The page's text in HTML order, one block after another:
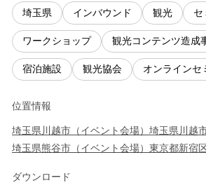
埼玉県 インバウンド 観光 セ
ワークショップ 観光コンテンツ造成
宿泊施設 観光協会 オンラインセ
位置情報
埼玉県 川越市 （ イベント会場） 埼玉県 川越
埼玉県熊谷市 （ イベント会場） 東京都新宿区
ダウンロード